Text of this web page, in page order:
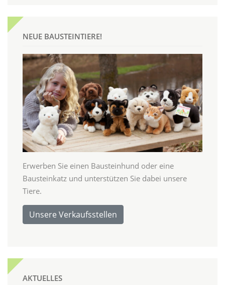
NEUE BAUSTEINTIERE!
Erwerben Sie einen Bausteinhund oder eine
Bausteinkatz und unterstützen Sie dabei unsere
Tiere.
Unsere Verkaufsstellen
AKTUELLES